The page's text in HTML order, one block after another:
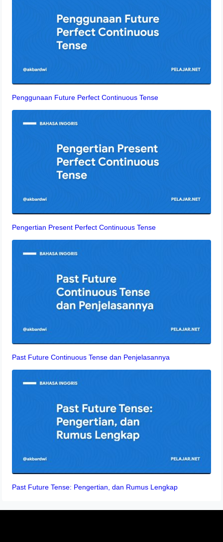
Penggunaan Future Perfect Continuous Tense
Pengertian Present Perfect Continuous Tense
Past Future Continuous Tense dan Penjelasannya
Past Future Tense: Pengertian, dan Rumus Lengkap